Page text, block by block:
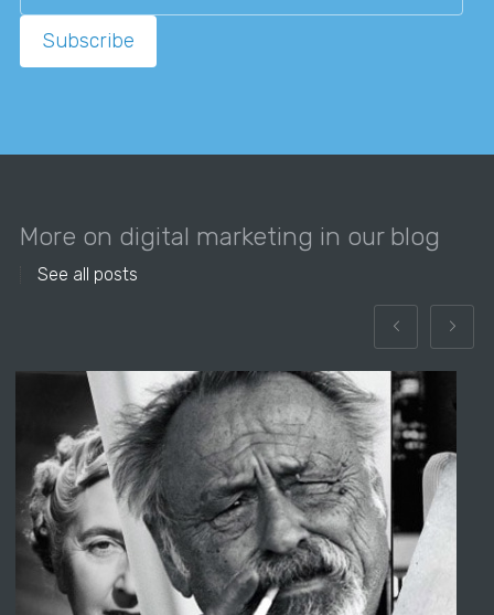
More on digital marketing in our blog
See all posts